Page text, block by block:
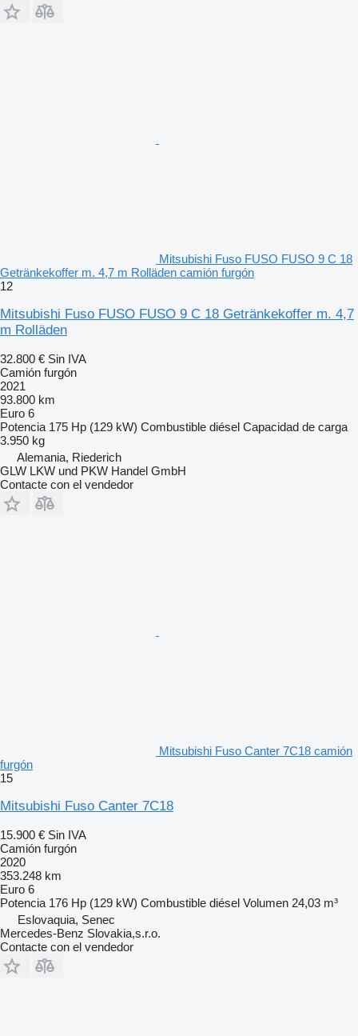
Mitsubishi Fuso FUSO FUSO 9 C 18
Getränkekoffer m. 4,7 m Rolläden camión furgón
12
Mitsubishi Fuso FUSO FUSO 9 C 18 Getränkekoffer m. 4,7
m Rolläden
32.800 € Sin IVA
Camión furgón
2021
93.800 km
Euro 6
Potencia 175 Hp (129 kW) Combustible diésel Capacidad de carga
3.950 kg
Alemania, Riederich
GLW LKW und PKW Handel GmbH
Contacte con el vendedor
Mitsubishi Fuso Canter 7C18 camión
furgón
15
Mitsubishi Fuso Canter 7C18
15.900 € Sin IVA
Camión furgón
2020
353.248 km
Euro 6
Potencia 176 Hp (129 kW) Combustible diésel Volumen 24,03 m³
Eslovaquia, Senec
Mercedes-Benz Slovakia,s.r.o.
Contacte con el vendedor